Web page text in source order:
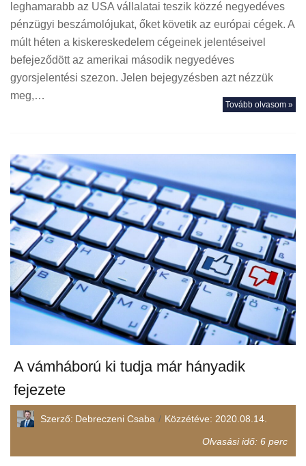
leghamarabb az USA vállalatai teszik közzé negyedéves
pénzügyi beszámolójukat, őket követik az európai cégek. A
múlt héten a kiskereskedelem cégeinek jelentéseivel
befejeződött az amerikai második negyedéves
gyorsjelentési szezon. Jelen bejegyzésben azt nézzük
meg,…
Tovább olvasom »
A vámháború ki tudja már hányadik
fejezete
Szerző: Debreczeni Csaba Közzétéve: 2020.08.14.
Olvasási idő: 6 perc